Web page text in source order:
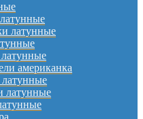
латунные
американка
латунные